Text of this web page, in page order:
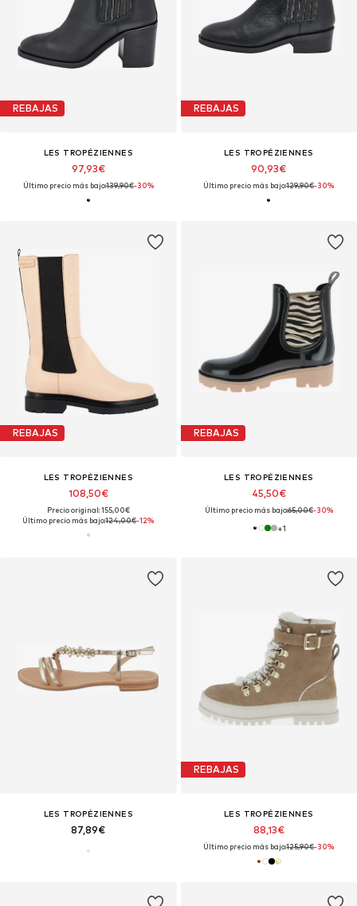
REBAJAS
LES TROPÉZIENNES
97,93€
Último precio más bajo:139,90€-30%
REBAJAS
LES TROPÉZIENNES
90,93€
Último precio más bajo:129,90€-30%
REBAJAS
LES TROPÉZIENNES
108,50€
Precio original: 155,00€
Último precio más bajo:124,00€-12%
REBAJAS
LES TROPÉZIENNES
45,50€
Último precio más bajo:65,00€-30%
+1
LES TROPÉZIENNES
87,89€
REBAJAS
LES TROPÉZIENNES
88,13€
Último precio más bajo:125,90€-30%